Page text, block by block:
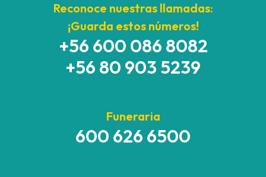
Reconoce nuestras llamadas:
¡Guarda estos números!
+56 600 086 8082
+56 80 903 5239
Funeraria
600 626 6500